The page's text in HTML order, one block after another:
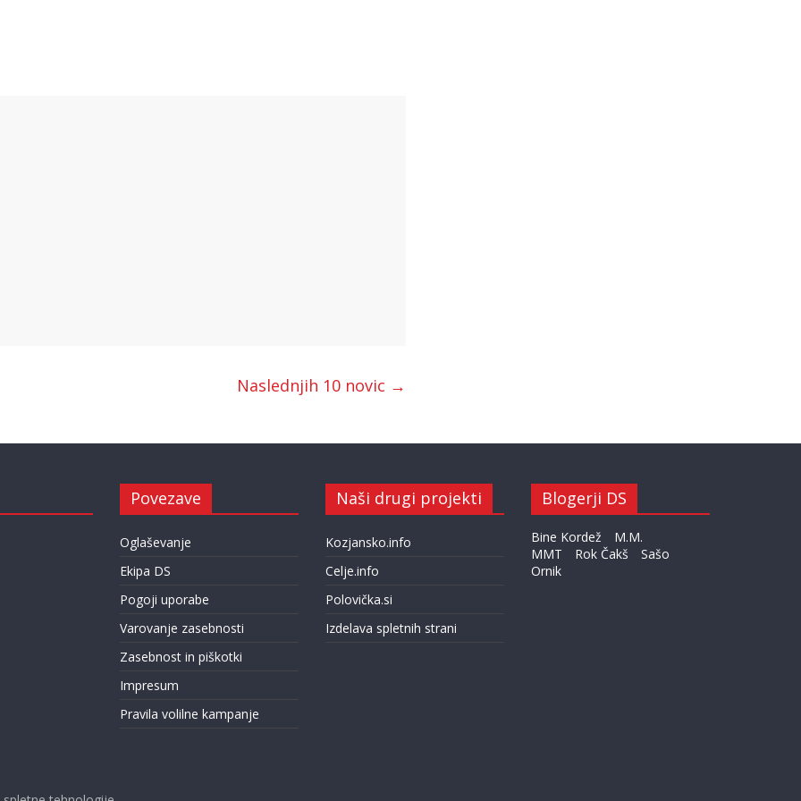
Naslednjih 10 novic →
Povezave
Oglaševanje
Ekipa DS
Pogoji uporabe
Varovanje zasebnosti
Zasebnost in piškotki
Impresum
Pravila volilne kampanje
Naši drugi projekti
Kozjansko.info
Celje.info
Polovička.si
Izdelava spletnih strani
Blogerji DS
Bine Kordež
M.M.
MMT
Rok Čakš
Sašo
Ornik